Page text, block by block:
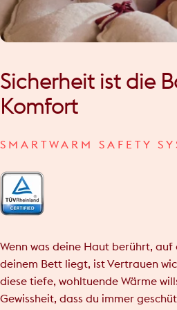
Sicherheit ist die
Komfort
SMARTWARM SAFETY
Wenn was deine Haut berührt,
deinem Bett liegt, ist Vertrauen
diese tiefe, wohltuende Wärme
Gewissheit, dass du immer